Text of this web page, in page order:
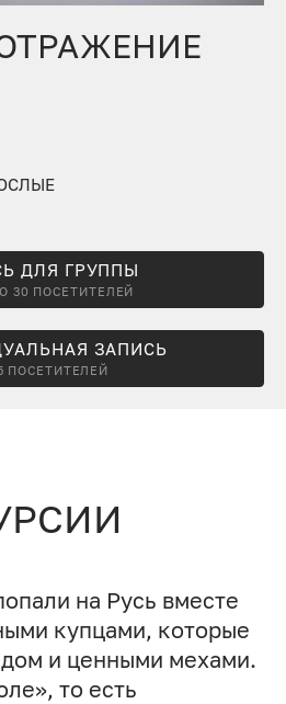
ДЛЯ ГРУППЫ
30 ПОСЕТИТЕЛЕЙ
ЗАПИСЬ
ПОСЕТИТЕЛЕЙ
на Русь вместе
купцами, которые
и ценными мехами.
то есть